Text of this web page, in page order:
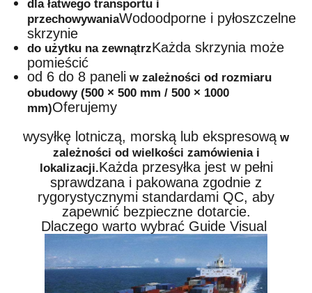
dla łatwego transportu i
przechowywaniaWodoodporne i pyłoszczelne
skrzynie
do użytku na zewnątrzKażda skrzynia może
pomieścić
od 6 do 8 paneli w zależności od rozmiaru
obudowy (500 × 500 mm / 500 × 1000
mm)Oferujemy
wysyłkę lotniczą, morską lub ekspresową w
zależności od wielkości zamówienia i
lokalizacji.Każda przesyłka jest w pełni
sprawdzana i pakowana zgodnie z
rygorystycznymi standardami QC, aby
zapewnić bezpieczne dotarcie.
Dlaczego warto wybrać Guide Visual